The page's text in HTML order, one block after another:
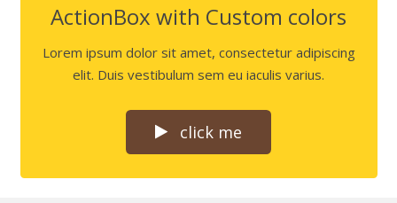
ActionBox with Custom colors
Lorem ipsum dolor sit amet, consectetur adipiscing
elit. Duis vestibulum sem eu iaculis varius.
click me